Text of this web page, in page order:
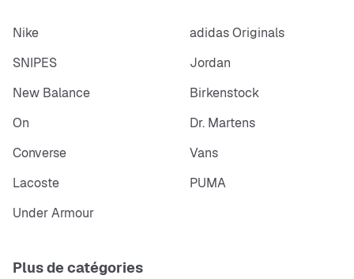
Nike
adidas Originals
SNIPES
Jordan
New Balance
Birkenstock
On
Dr. Martens
Converse
Vans
Lacoste
PUMA
Under Armour
Plus de catégories